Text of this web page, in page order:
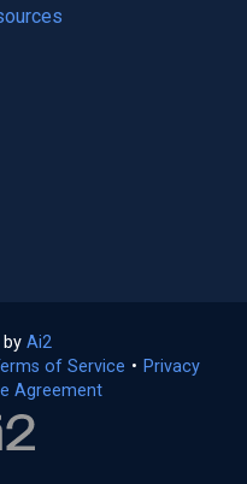
by Ai2
in
a
of Service (opens
• Privacy
Agreement